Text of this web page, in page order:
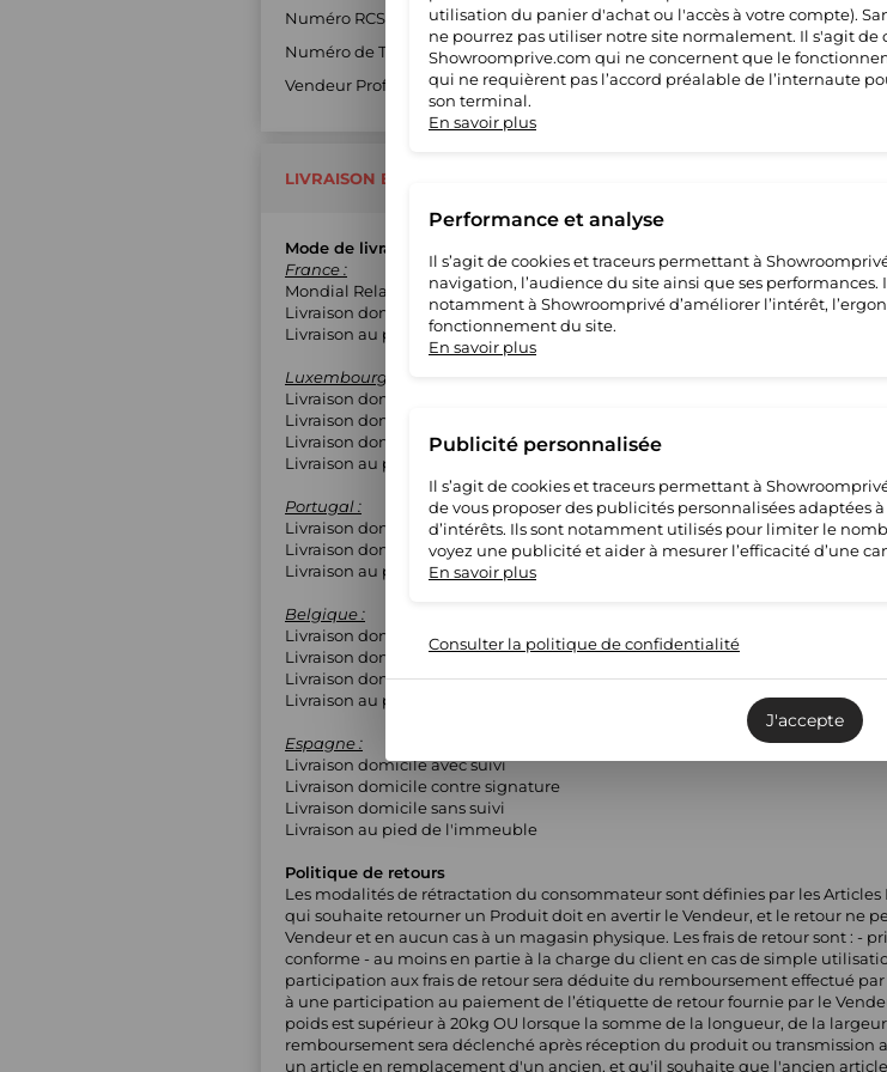
Numéro RCS : 90195077400017
Numéro de TVA : FR86901950774
Vendeur Professionnel : Oui
LIVRAISON ET RETOUR
Mode de livraison
France :
Mondial Relay (MED)
Livraison domicile avec suivi
Livraison au pied de l'immeuble
Luxembourg :
Livraison domicile avec suivi
Livraison domicile contre signature
Livraison domicile sans suivi
Livraison au pied de l'immeuble
Portugal :
Livraison domicile avec suivi
Livraison domicile sans suivi
Livraison au pied de l'immeuble
Belgique :
Livraison domicile avec suivi
Livraison domicile contre signature
Livraison domicile sans suivi
Livraison au pied de l'immeuble
Espagne :
Livraison domicile avec suivi
Livraison domicile contre signature
Livraison domicile sans suivi
Livraison au pied de l'immeuble
Politique de retours
Les modalités de rétractation du consommateur sont définies par les Articles
qui souhaite retourner un Produit doit en avertir le Vendeur, et le retour ne
Vendeur et en aucun cas à un magasin physique. Les frais de retour sont : -
conforme - au moins en partie à la charge du client en cas de simple
participation aux frais de retour sera déduite du remboursement effectué
à une participation au paiement de l’étiquette de retour fournie par le
poids est supérieur à 20kg OU lorsque la somme de la longueur, de la
remboursement sera déclenché après réception du produit ou
un article en remplacement d'un ancien, et qu'il souhaite que l'ancien
utilisation du panier d'achat ou l'accès à votre compte).
ne pourrez pas utiliser notre site normalement. Il s'agit de
Showroomprive.com qui ne concernent que le
qui ne requièrent pas l’accord préalable de l’internaute
son terminal.
En savoir plus
Performance et analyse
Il s’agit de cookies et traceurs permettant à
navigation, l’audience du site ainsi que ses
notamment à Showroomprivé d’améliorer l’intérêt,
fonctionnement du site.
En savoir plus
Publicité personnalisée
Il s’agit de cookies et traceurs permettant à
de vous proposer des publicités personnalisées adaptées à
d’intérêts. Ils sont notamment utilisés pour limiter le
voyez une publicité et aider à mesurer l’efficacité d’une
En savoir plus
Consulter la politique de confidentialité
J'accepte